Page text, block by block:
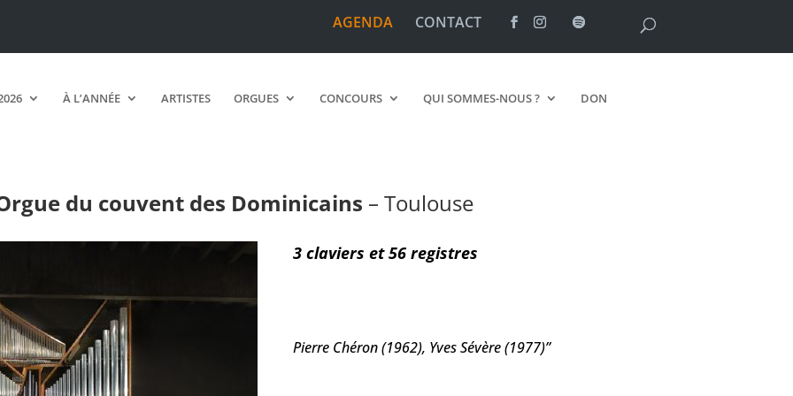
AGENDA CONTACT
À L’ANNÉE ARTISTES ORGUES CONCOURS QUI SOMMES-NOUS ? DON
du couvent des Dominicains – Toulouse
3 claviers et 56 registres
Pierre Chéron (1962), Yves Sévère (1977)”